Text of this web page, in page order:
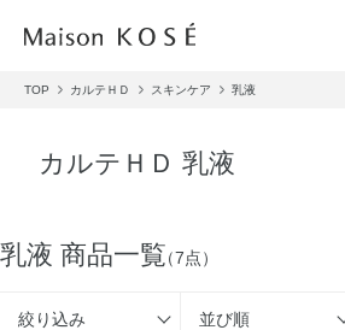
TOP カルテＨＤ スキンケア 乳液
カルテＨＤ 乳液
乳液 商品一覧（7点）
絞り込み 並び順